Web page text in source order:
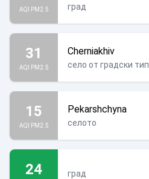
AQI PM2.5 град
31
AQI PM2.5
Cherniakhiv
село от градски тип
15
AQI PM2.5
Pekarshchyna
селото
24 град